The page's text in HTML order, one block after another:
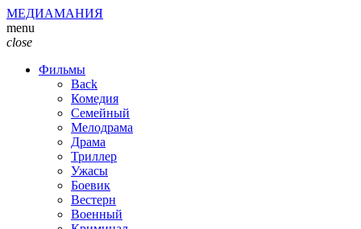
МЕДИАМАНИЯ
menu
close
Фильмы
Back
Комедия
Семейный
Мелодрама
Драма
Триллер
Ужасы
Боевик
Вестерн
Военный